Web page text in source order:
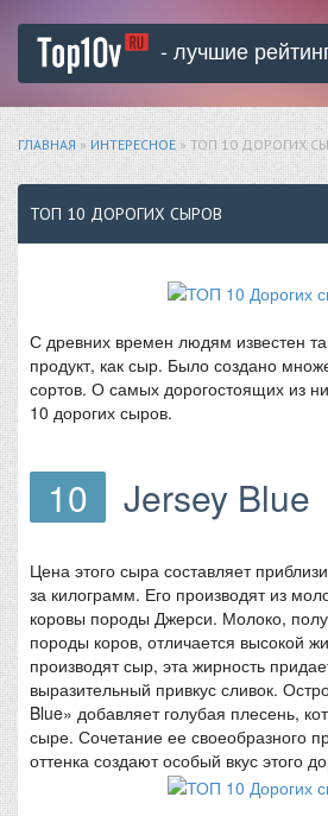
- лучшие
ГЛАВНАЯ »ИНТЕРЕСНОЕ» ТОП 10 ДОРОГИХ
ТОП 10 ДОРОГИХ СЫРОВ
С древних времен людям известен
продукт, как сыр. Было создано
сортов. О самых дорогостоящих из
10 дорогих сыров.
10 Jersey Blue
Цена этого сыра составляет
за килограмм. Его производят из
коровы породы Джерси. Молоко,
породы коров, отличается высокой
производят сыр, эта жирность
выразительный привкус сливок.
Blue» добавляет голубая плесень,
сыре. Сочетание ее своеобразного
оттенка создают особый вкус этого